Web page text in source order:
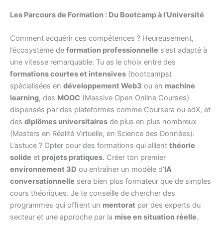
Les Parcours de Formation : Du Bootcamp à l’Université
Comment acquérir ces compétences ? Heureusement,
l’écosystème de formation professionnelle s’est adapté à
une vitesse remarquable. Tu as le choix entre des
formations courtes et intensives (bootcamps)
spécialisées en développement Web3 ou en machine
learning, des MOOC (Massive Open Online Courses)
dispensés par des plateformes comme Coursera ou edX, et
des diplômes universitaires de plus en plus nombreux
(Masters en Réalité Virtuelle, en Science des Données).
L’astuce ? Opter pour des formations qui allient théorie
solide et projets pratiques. Créer ton premier
environnement 3D ou entraîner un modèle d’IA
conversationnelle sera bien plus formateur que de simples
cours théoriques. Je te conseille de chercher des
programmes qui offrent un mentorat par des experts du
secteur et une approche par la mise en situation réelle.